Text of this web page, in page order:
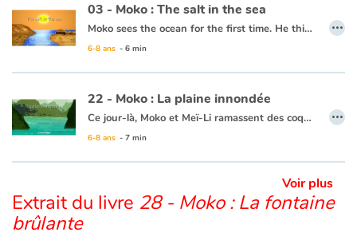
03 - Moko : The salt in the sea
Moko sees the ocean for the first time. He thinks it is a huge river or lake, but when he tastes the water, he notices that it is salty. He wonders what sorcerer would have played such a trick. Back in his village, he asks an old wise man to cast a spell on the village’s river so that the drinking water never becomes salty. The wise man reassures him that this is not necessary, the water will never be salty and Moko is grateful that someone has already thought of protecting the village’s river.
This book is available in French:03 - Moko : Le sel de la mer
6-8 ans - 6 min
…
22 - Moko : La plaine innondée
Ce jour-là, Moko et Meï-Li ramassent des coquillages entre les rochers des plages de sable blanc pour décorer les maisons du village. Moko demande à Meï-Li s’ils ne peuvent pas aller sur d’autres plages pour trouver de beaux coquillages. Meï-Li apprécie l’idée et va demander à un pêcheur qui accepte de les emmener sur sa jonque. Au détour d’un village, Moko voit une grande plaine immense comme un lac. Il est persuadé que c’est la grande vague qui est venue déverser son eau sur les champs pour que le riz pousse. C’est alors que Meï-li ramasse un magnifique coquillage, Moko pense que c’est la mer qui offre un présent. Moko et Meï-Li sont heureux d’avoir vu tous ces beaux paysages et de revenir avec un superbe cadeau. Ils se disent que la mer connaît sans doute un chemin sous la terre, afin d’y envoyer parfois ses vagues pour abreuver les cultures, les rivières et les champs.
Ce livre est disponible en anglais :22 - Moko : The inundated plain
6-8 ans - 7 min
…
Voir plus
Extrait du livre 28 - Moko : La fontaine
brûlante